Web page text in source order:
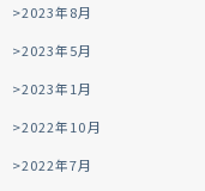
2023年8月
2023年5月
2023年1月
2022年10月
2022年7月